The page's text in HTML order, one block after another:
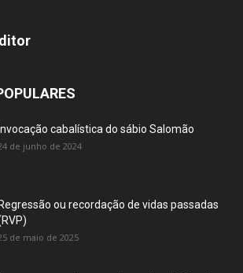
Invocação cabalística do sábio Salomão
de junho de 2024
Regressão ou recordação de vidas passadas
de maio de 2025